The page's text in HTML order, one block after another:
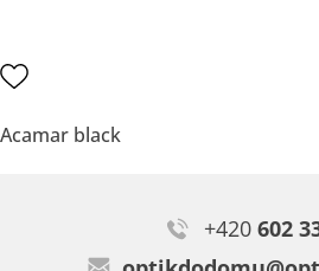
Acamar black
+420 602